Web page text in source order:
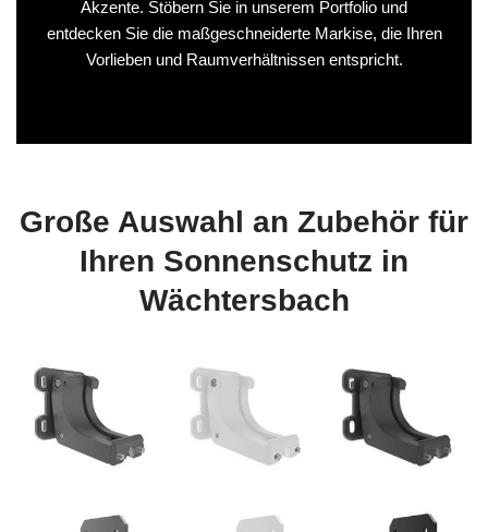
Akzente. Stöbern Sie in unserem Portfolio und
entdecken Sie die maßgeschneiderte Markise, die Ihren
Vorlieben und Raumverhältnissen entspricht.
Große Auswahl an Zubehör für
Ihren Sonnenschutz in
Wächtersbach